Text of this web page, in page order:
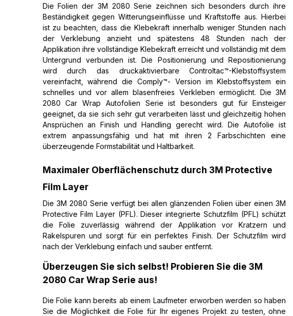
Die Folien der 3M 2080 Serie zeichnen sich besonders durch ihre
Beständigkeit gegen Witterungseinflüsse und Kraftstoffe aus. Hierbei
ist zu beachten, dass die Klebekraft innerhalb weniger Stunden nach
der Verklebung anzieht und spätestens 48 Stunden nach der
Applikation ihre vollständige Klebekraft erreicht und vollständig mit dem
Untergrund verbunden ist. Die Positionierung und Repositionierung
wird durch das druckaktivierbare Controltac™-Klebstoffsystem
vereinfacht, während die Comply™- Version im Klebstoffsystem ein
schnelles und vor allem blasenfreies Verkleben ermöglicht. Die 3M
2080 Car Wrap Autofolien Serie ist besonders gut für Einsteiger
geeignet, da sie sich sehr gut verarbeiten lässt und gleichzeitig hohen
Ansprüchen an Finish und Handling gerecht wird. Die Autofolie ist
extrem anpassungsfähig und hat mit ihren 2 Farbschichten eine
überzeugende Formstabilität und Haltbarkeit.
Maximaler Oberflächenschutz durch 3M Protective
Film Layer
Die 3M 2080 Serie verfügt bei allen glänzenden Folien über einen 3M
Protective Film Layer (PFL). Dieser integrierte Schutzfilm (PFL) schützt
die Folie zuverlässig während der Applikation vor Kratzern und
Rakelspuren und sorgt für ein perfektes Finish. Der Schutzfilm wird
nach der Verklebung einfach und sauber entfernt.
Überzeugen Sie sich selbst! Probieren Sie die 3M
2080 Car Wrap Serie aus!
Die Folie kann bereits ab einem Laufmeter erworben werden so haben
Sie die Möglichkeit die Folie für Ihr eigenes Projekt zu testen, ohne